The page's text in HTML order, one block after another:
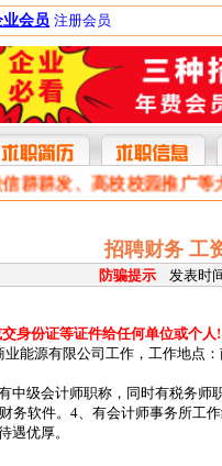
业会员 注册会员
群群发、高校校园推广等
招聘财务 工
防骗提示 发表时
身份证等证件给任何单位或个人!
能源有限公司工作，工作地点
中级会计师职称，同时有税务
务软件。4、有会计师事务所工
遇优厚。